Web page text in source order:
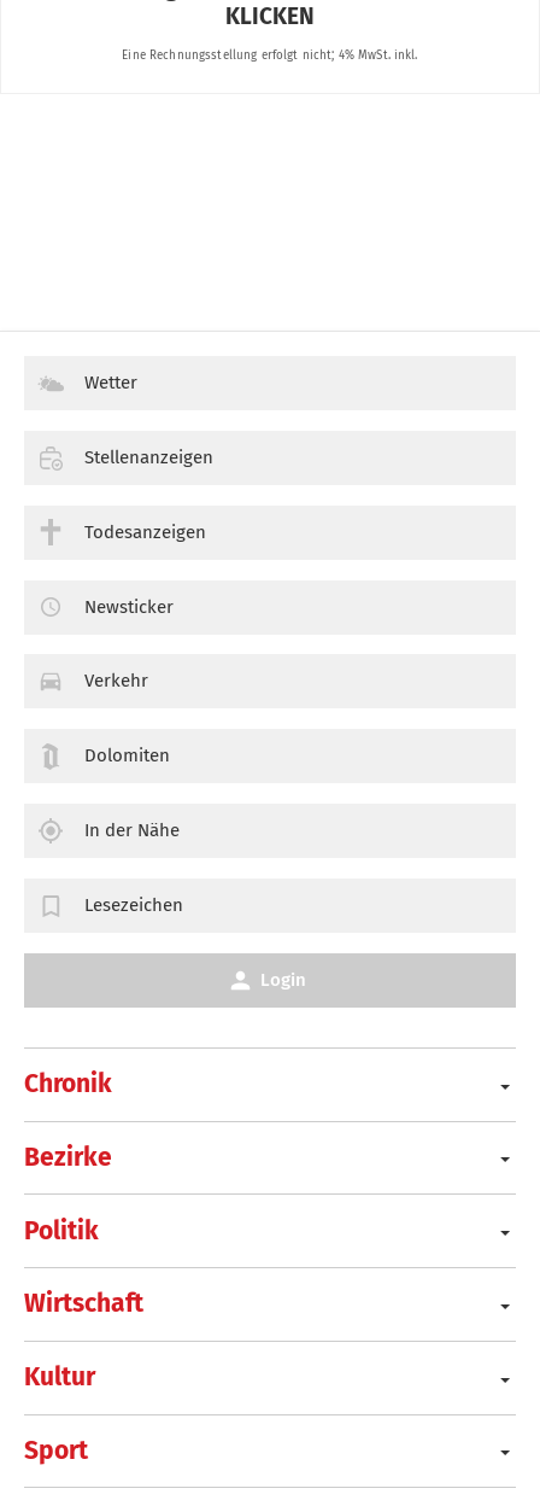
Chronik
Bezirke
Politik
Wirtschaft
Kultur
Sport
Wetter
Stellenanzeigen
Todesanzeigen
Newsticker
Verkehr
Dolomiten
In der Nähe
Lesezeichen
Login